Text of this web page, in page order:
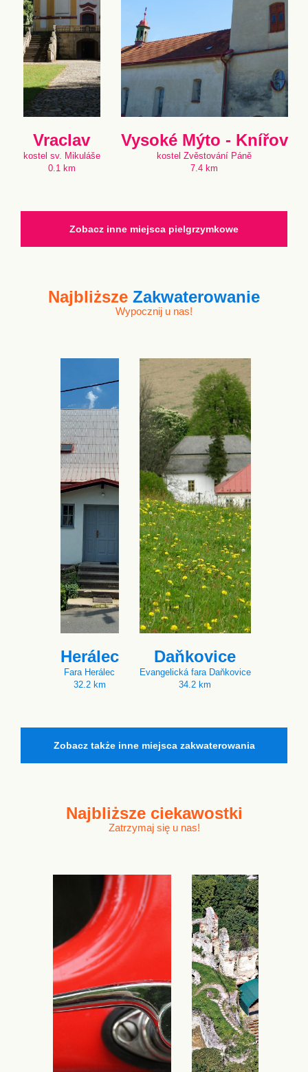
Vraclav
kostel sv. Mikuláše
0.1 km
Vysoké Mýto - Knířov
kostel Zvěstování Páně
7.4 km
Zobacz inne miejsca pielgrzymkowe
Najbliższe Zakwaterowanie
Wypocznij u nas!
Herálec
Fara Herálec
32.2 km
Daňkovice
Evangelická fara Daňkovice
34.2 km
Zobacz także inne miejsca zakwaterowania
Najbliższe ciekawostki
Zatrzymaj się u nas!